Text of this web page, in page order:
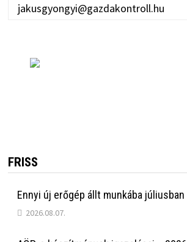
jakusgyongyi@gazdakontroll.hu
FRISS
Ennyi új erőgép állt munkába júliusban
2026.08.07.